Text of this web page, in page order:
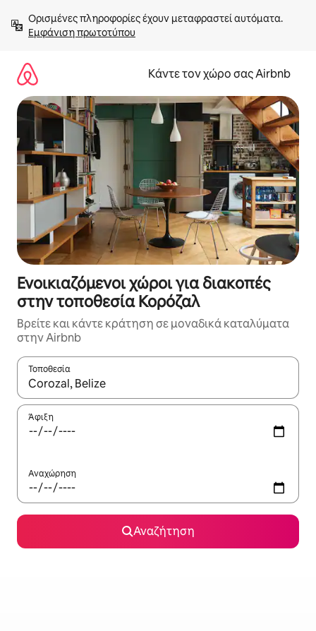
στο
περιεχόμενοΕμφάνιση πρωτοτύπου
Κάντε τον χώρο σας Airbnb
Ενοικιαζόμενοι χώροι για διακοπές
στην τοποθεσία Κορόζαλ
Βρείτε και κάντε κράτηση σε μοναδικά καταλύματα
στην Airbnb
Τοποθεσία
Όταν τα αποτελέσματα είναι διαθέσιμα, μπορείτε να
Άφιξη
Αναχώρηση
Αναζήτηση